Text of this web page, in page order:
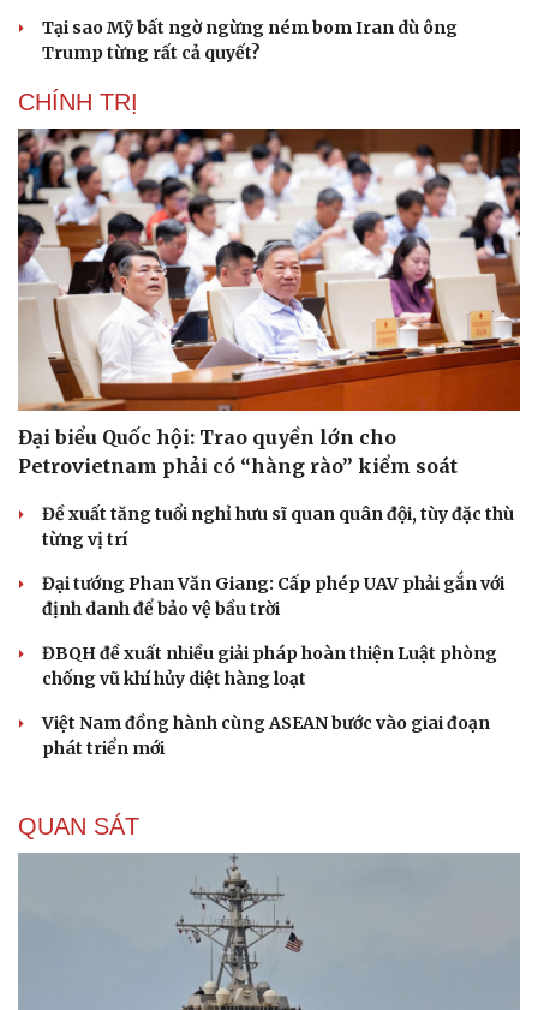
Tại sao Mỹ bất ngờ ngừng ném bom Iran dù ông
Trump từng rất cả quyết?
CHÍNH TRỊ
Đại biểu Quốc hội: Trao quyền lớn cho
Petrovietnam phải có “hàng rào” kiểm soát
Đề xuất tăng tuổi nghỉ hưu sĩ quan quân đội, tùy đặc thù
từng vị trí
Đại tướng Phan Văn Giang: Cấp phép UAV phải gắn với
định danh để bảo vệ bầu trời
ĐBQH đề xuất nhiều giải pháp hoàn thiện Luật phòng
chống vũ khí hủy diệt hàng loạt
Việt Nam đồng hành cùng ASEAN bước vào giai đoạn
phát triển mới
QUAN SÁT